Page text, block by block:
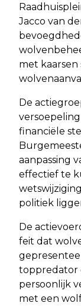
Jacco van
met
De
financiële
aanpassing
effectief te
politiek
De
feit dat
toppredator
persoonlijk
met een